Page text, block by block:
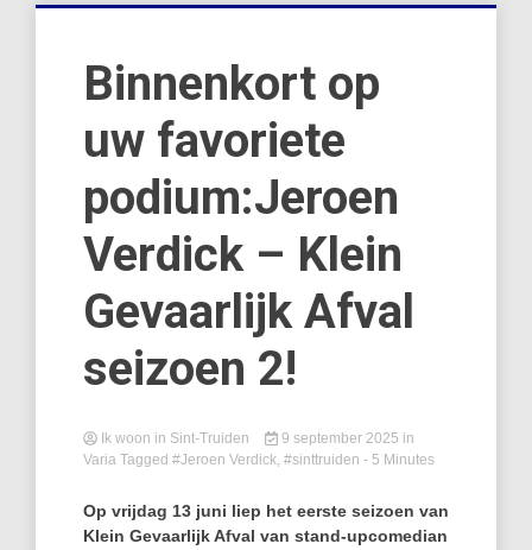
Binnenkort op
uw favoriete
podium:Jeroen
Verdick – Klein
Gevaarlijk Afval
seizoen 2!
Ik woon in Sint-Truiden 9 september 2025 in
Varia Tagged #Jeroen Verdick, #sinttruiden - 5 Minutes
Op vrijdag 13 juni liep het eerste seizoen van
Klein Gevaarlijk Afval van stand-upcomedian